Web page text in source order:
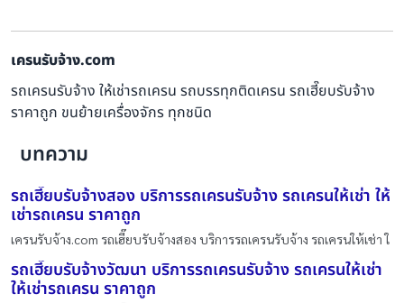
เครนรับจ้าง.com
รถเครนรับจ้าง ให้เช่ารถเครน รถบรรทุกติดเครน รถเฮี๊ยบรับจ้าง
ราคาถูก ขนย้ายเครื่องจักร ทุกชนิด
บทความ
รถเฮี๊ยบรับจ้างสอง บริการรถเครนรับจ้าง รถเครนให้เช่า ให้
เช่ารถเครน ราคาถูก
เครนรับจ้าง.com รถเฮี๊ยบรับจ้างสอง บริการรถเครนรับจ้าง รถเครนให้เช่า ใ
รถเฮี๊ยบรับจ้างวัฒนา บริการรถเครนรับจ้าง รถเครนให้เช่า
ให้เช่ารถเครน ราคาถูก